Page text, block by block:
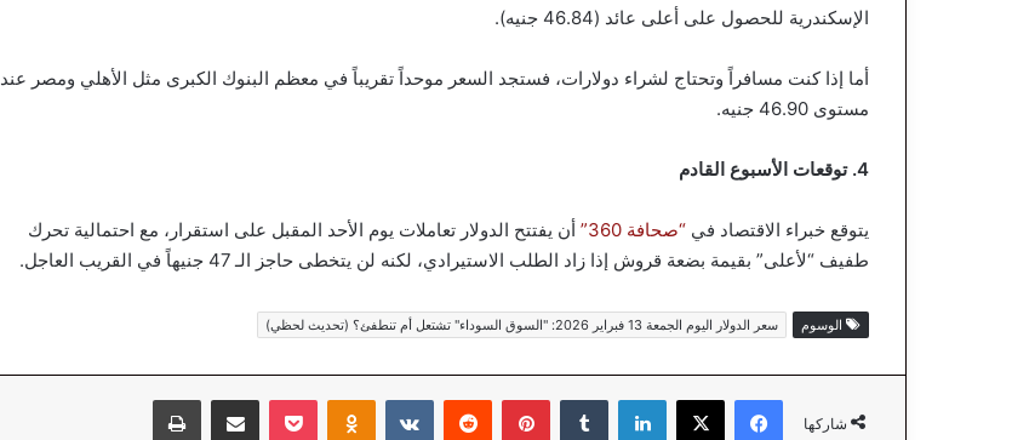
الإسكندرية للحصول على أعلى عائد (46.84 جنيه).
أما إذا كنت مسافراً وتحتاج لشراء دولارات، فستجد السعر موحداً تقريباً في معظم البنوك الكبرى مثل الأهلي ومصر عند
مستوى 46.90 جنيه.
4. توقعات الأسبوع القادم
يتوقع خبراء الاقتصاد في “صحافة 360”
أن يفتتح الدولار تعاملات يوم الأحد المقبل على استقرار، مع احتمالية تحرك
طفيف “لأعلى” بقيمة بضعة قروش إذا زاد الطلب الاستيرادي، لكنه لن يتخطى حاجز الـ 47 جنيهاً في القريب العاجل.
الوسوم سعر الدولار اليوم الجمعة 13 فبراير 2026: "السوق السوداء" تشتعل أم تنطفئ؟ (تحديث لحظي)
شاركها
فيسبوك لينكدإن بينتيريست